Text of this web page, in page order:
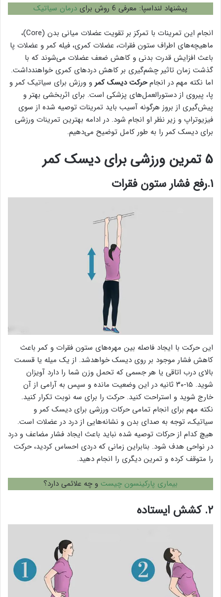
پیشنهاد لنداسپا: معرفی 6 روش برای درمان سیاتیک
انجام این تمرینات با تمرکز بر تقویت عضلات میانی بدن (Core)،
ماهیچه‌های اطراف ستون فقرات، عضلات کمری، فیله کمر و عضلات پا
باعث افزایش قدرت بدنی و کاهش ضعف عضلات می‌شوند که با
گذشت زمان تاثیر چشم‌گیری بر کاهش دردهای کمری خواهندداشت.
اما نکته مهم در انجامحرکت دیسک کمر و ورزش برای سیاتیک کمر و
پا، پیروی از دستورالعمل‌های پزشکی است. برای اثربخشی بهتر و
پیش‌گیری از بروز هرگونه آسیب باید تمرینات توصیه شده از سوی
فیزیوتراپ و زیر نظر او انجام شود. در ادامه بهترین تمرینات ورزشی
برای دیسک کمر را به طور کامل توضیح می‌دهیم.
۵ تمرین ورزشی برای دیسک کمر
۱.رفع فشار ستون فقرات
این حرکت با ایجاد فاصله بین مهره‌های ستون فقرات و کمر باعث
کاهش فشار موجود بر روی دیسک خواهدشد. از یک میله یا قسمت
بالای درب اتاقی یا هر جسمی که تحمل وزن شما را دارد آویزان
شوید. ۱۵-۳۰ ثانیه در این وضعیت مانده و سپس به آرامی از آن
خارج شوید و استراحت کنید. حرکت را برای سه نوبت تکرار کنید.
نکته مهم برای انجام تمامی حرکات ورزشی برای دیسک کمر و
سیاتیک، توجه به صدای بدن و نشانه‌هایی از درد در عضلات است.
هیچ کدام از حرکات توصیه شده نباید باعث ایجاد فشار مضاعف و درد
در نواحی هدف شود. بنابراین زمانی که دردی احساس کردید، حرکت
را متوقف کرده و تمرین دیگری را انجام دهید.
بیماری پارکینسون چیست و چه علائمی دارد؟
۲. کشش ایستاده